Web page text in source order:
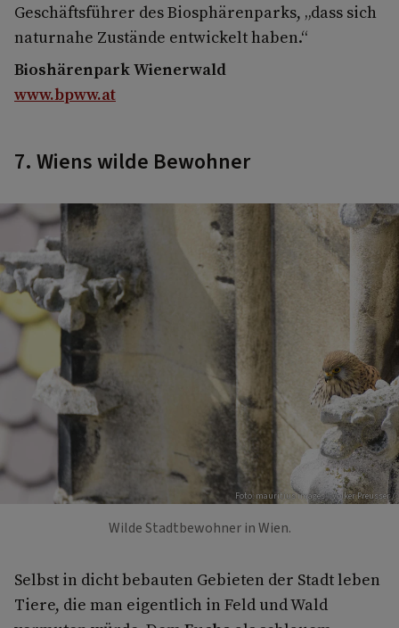
Geschäftsführer des Biosphärenparks, „dass sich
naturnahe Zustände entwickelt haben.“
Bioshärenpark Wienerwald
www.bpww.at
7. Wiens wilde Bewohner
Foto: mauritius images / Volker Preusser /
Wilde Stadtbewohner in Wien.
Selbst in dicht bebauten Gebieten der Stadt leben
Tiere, die man eigentlich in Feld und Wald